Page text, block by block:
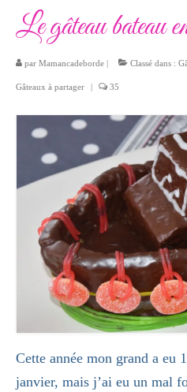
Le gâteau bateau
par Mamancadeborde | Classé dans :
Gâteaux à partager | 35
Cette année mon grand a eu
janvier, mais j’ai eu un mal